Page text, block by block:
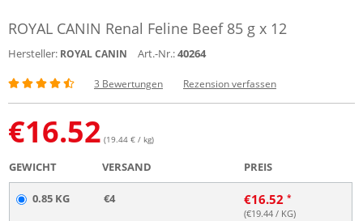
ROYAL CANIN Renal Feline Beef 85 g x 12
Hersteller: ROYAL CANIN Art.-Nr.:40264
3 Bewertungen Rezension verfassen
€16.52 (19.44 € / kg)
GEWICHT VERSAND PREIS
0.85 KG €4 €16.52
(€19.44 / KG)